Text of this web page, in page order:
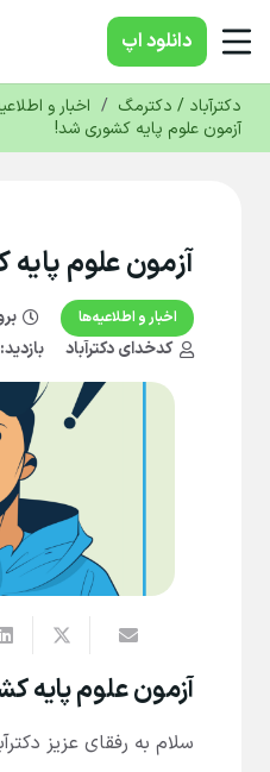
دانلود‌ اپ
دکترآباد / دکترمگ / اخبار و
آزمون علوم پایه کشوری شد!
آزمون علوم
اخبار و اطلاعیه‌ها
کدخدای دکترآباد
بازدید: 159816
آزمون علوم پایه
سلام به رفقای عزیز